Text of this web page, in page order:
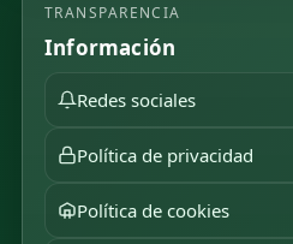
TRANSPARENCIA
Información
Redes sociales
Política de privacidad
Política de cookies